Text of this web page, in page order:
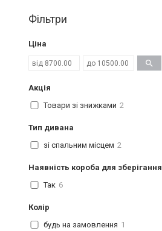
Фільтри
Ціна
Акція
Товари зі знижками 2
Тип дивана
зі спальним місцем 2
Наявність короба для зберігання
Так 6
Колір
будь на замовлення 1